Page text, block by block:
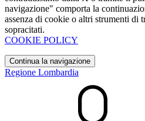
navigazione" comporta la
assenza di cookie o altri strumenti di
sopracitati.
COOKIE POLICY
Continua la navigazione
Regione Lombardia